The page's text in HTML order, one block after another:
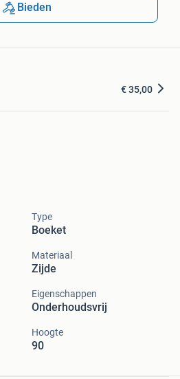
Type
Boeket
Materiaal
Zijde
Eigenschappen
Onderhoudsvrij
Hoogte
90
Bieden
€ 35,00